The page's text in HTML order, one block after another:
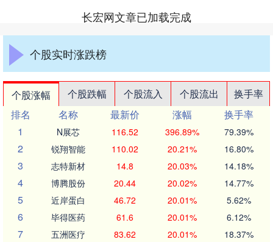
长宏网文章已加载完成
个股实时涨跌榜
个股涨幅 个股跌幅 个股流入 个股流出
换手率
排名
名称 最新价 涨幅
换手率
1
N展芯 116.52 396.89% 79.39%
2 锐翔智能 110.02 20.21% 16.80%
3 志特新材 14.8 20.03% 14.18%
4 博腾股份 20.44 20.02% 14.77%
5 近岸蛋白 46.72 20.01% 5.62%
6 毕得医药 61.6 20.01% 6.12%
7 五洲医疗 83.62 20.01% 18.37%